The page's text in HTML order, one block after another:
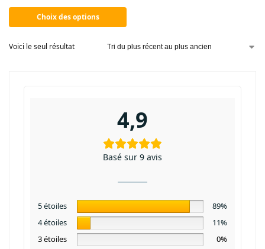
Choix des options
Voici le seul résultat
4,9
Basé sur 9 avis
5 étoiles
89%
4 étoiles
11%
3 étoiles
0%